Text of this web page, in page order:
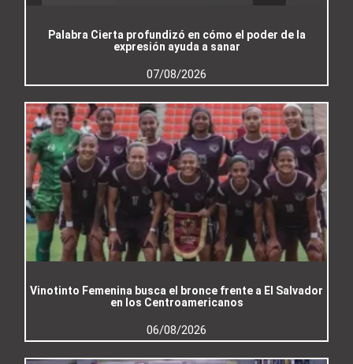
Palabra Cierta profundizó en cómo el poder de la
expresión ayuda a sanar
07/08/2026
Vinotinto Femenina busca el bronce frente a El Salvador
en los Centroamericanos
06/08/2026